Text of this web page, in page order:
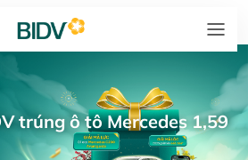
trúng ô tô Mercedes 1,59